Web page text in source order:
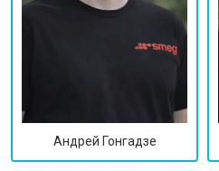
Андрей Гонгадзе